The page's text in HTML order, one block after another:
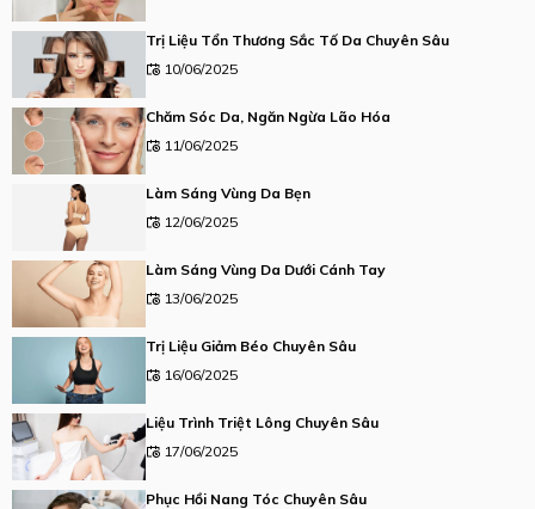
Trị Liệu Tổn Thương Sắc Tố Da Chuyên Sâu
10/06/2025
Chăm Sóc Da, Ngăn Ngừa Lão Hóa
11/06/2025
Làm Sáng Vùng Da Bẹn
12/06/2025
Làm Sáng Vùng Da Dưới Cánh Tay
13/06/2025
Trị Liệu Giảm Béo Chuyên Sâu
16/06/2025
Liệu Trình Triệt Lông Chuyên Sâu
17/06/2025
Phục Hồi Nang Tóc Chuyên Sâu